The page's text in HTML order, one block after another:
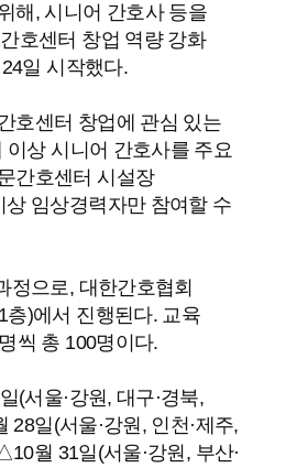
해, 시니어 간호사 등을
호센터 창업 역량 강화
일 시작했다.
호센터 창업에 관심 있는
이상 시니어 간호사를 주요
간호센터 시설장
상 임상경력자만 참여할 수
정으로, 대한간호협회
층)에서 진행된다. 교육
씩 총 100명이다.
(서울·강원, 대구·경북,
일(서울·강원, 인천·제주,
월 31일(서울·강원, 부산·